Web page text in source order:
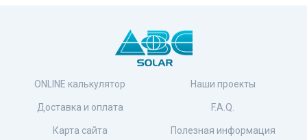
ONLINE калькулятор
Доставка и оплата
Карта сайта
Наши проекты
F.A.Q.
Полезная информация